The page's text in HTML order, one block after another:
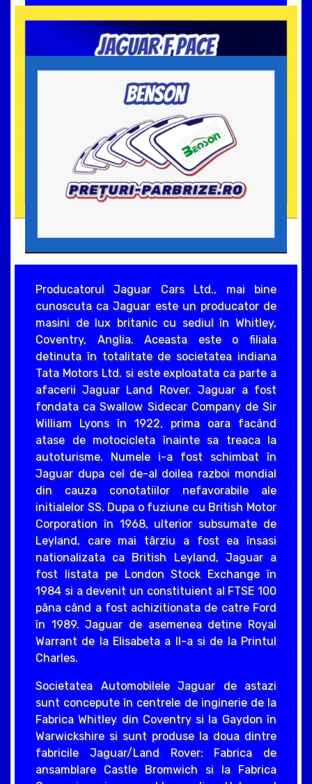
Producatorul Jaguar Cars Ltd., mai bine
cunoscuta ca Jaguar este un producator de
masini de lux britanic cu sediul în Whitley,
Coventry, Anglia. Aceasta este o filiala
detinuta în totalitate de societatea indiana
Tata Motors Ltd. si este exploatata ca parte a
afacerii Jaguar Land Rover. Jaguar a fost
fondata ca Swallow Sidecar Company de Sir
William Lyons în 1922, prima oara facând
atase de motocicleta înainte sa treaca la
autoturisme. Numele i-a fost schimbat în
Jaguar dupa cel de-al doilea razboi mondial
din cauza conotatiilor nefavorabile ale
initialelor SS. Dupa o fuziune cu British Motor
Corporation în 1968, ulterior subsumate de
Leyland, care mai târziu a fost ea însasi
nationalizata ca British Leyland, Jaguar a
fost listata pe London Stock Exchange în
1984 si a devenit un constituient al FTSE 100
pâna când a fost achizitionata de catre Ford
în 1989. Jaguar de asemenea detine Royal
Warrant de la Elisabeta a II-a si de la Printul
Charles.
Societatea Automobilele Jaguar de astazi
sunt concepute în centrele de inginerie de la
Fabrica Whitley din Coventry si la Gaydon în
Warwickshire si sunt produse la doua dintre
fabricile Jaguar/Land Rover: Fabrica de
ansamblare Castle Bromwich si la Fabrica